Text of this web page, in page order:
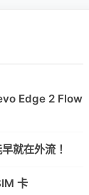
Edge 2 Flow
就在外流！
卡